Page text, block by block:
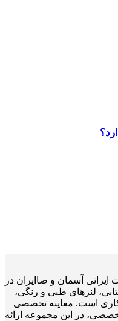
آسمان و صاایران در
لنزهای طبی و رنگی،
است. معاینه تخصصی
در این مجموعه ارائه